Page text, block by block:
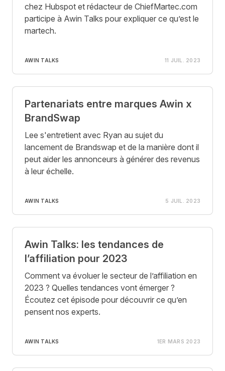
chez Hubspot et rédacteur de ChiefMartec.com
participe à Awin Talks pour expliquer ce qu’est le
martech.
AWIN TALKS 11 JUIL. 2023
Partenariats entre marques Awin x
BrandSwap
Lee s'entretient avec Ryan au sujet du
lancement de Brandswap et de la manière dont il
peut aider les annonceurs à générer des revenus
à leur échelle.
AWIN TALKS 5 JUIL. 2023
Awin Talks: les tendances de
l’affiliation pour 2023
Comment va évoluer le secteur de l’affiliation en
2023 ? Quelles tendances vont émerger ?
Écoutez cet épisode pour découvrir ce qu’en
pensent nos experts.
AWIN TALKS 1ER MARS 2023